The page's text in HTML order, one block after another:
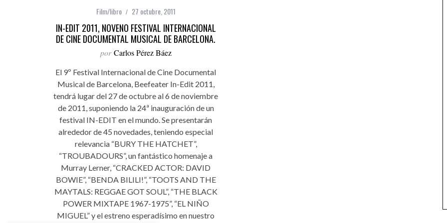
Film/libro 27 octubre, 2011
IN-EDIT 2011, NOVENO FESTIVAL INTERNACIONAL
DE CINE DOCUMENTAL MUSICAL DE BARCELONA.
por Carlos Pérez Báez
El 9º Festival Internacional de Cine Documental
Musical de Barcelona, Beefeater In-Edit 2011,
tendrá lugar del 27 de octubre al 6 de noviembre
de 2011, suponiendo la 24ª inauguración de un
festival IN-EDIT en el mundo. Se presentarán
alrededor de 45 novedades, teniendo especial
relevancia “BURY THE HATCHET”,
“TROUBADOURS”, un fantástico homenaje a
Murray Lerner, “CRACKED ACTOR: DAVID
BOWIE”, “BENDA BILILI!”, “TOOTS AND THE
MAYTALS: REGGAE GOT SOUL”, “THE BLACK
POWER MIXTAPE 1967-1975”, “EL NIÑO
MIGUEL” y el estreno esperadísimo en nuestro